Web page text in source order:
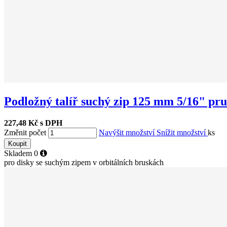
Podložný talíř suchý zip 125 mm 5/16"
227,48 Kč s DPH
Změnit počet
Navýšit množství Snížit množstvíks
Koupit
Skladem 0
pro disky se suchým zipem v orbitálních bruskách